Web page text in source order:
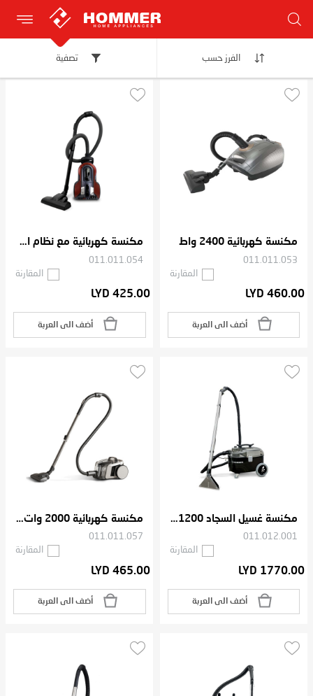
الفرز حسب تصفية
مكنسة كهربائية 2400 واط
011.011.053
المقارنة
LYD 460.00
أضف الى العربة
مكنسة كهربائية مع نظام الاعصار المتعدد 2000 وات
011.011.054
المقارنة
LYD 425.00
أضف الى العربة
مكنسة غسيل السجاد 1200 وات
011.012.001
المقارنة
LYD 1770.00
أضف الى العربة
مكنسة كهربائية 2000 وات 3 لتر
011.011.057
المقارنة
LYD 465.00
أضف الى العربة